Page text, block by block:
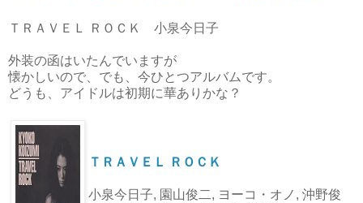
ＴＲＡＶＥＬ ＲＯＣＫ 小泉今日子
外装の函はいたんでいますが
懐かしいので、でも、今ひとつアルバムです。
どうも、アイドルは初期に華ありかな？
ＴＲＡＶＥＬ ＲＯＣＫ
小泉今日子, 園山俊二, ヨーコ・オノ, 沖野俊